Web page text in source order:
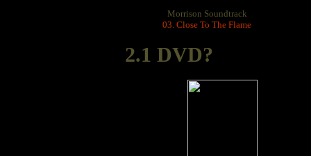
Morrison Soundtrack
03. Close To The Flame
2.1 DVD?